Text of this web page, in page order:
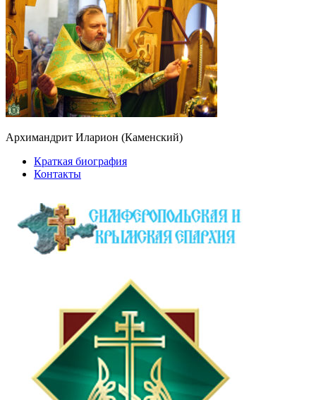
Архимандрит Иларион (Каменский)
Краткая биография
Контакты